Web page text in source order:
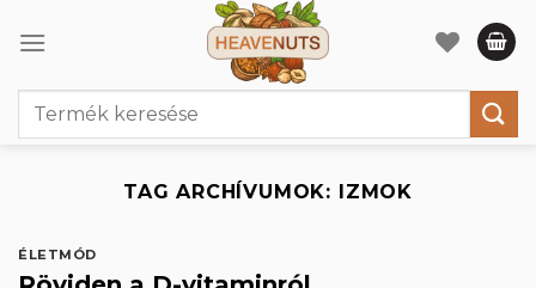
Keresés
TAG ARCHÍVUMOK: IZMOK
ÉLETMÓD